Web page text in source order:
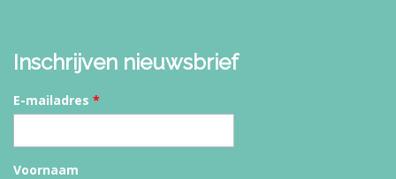
Inschrijven nieuwsbrief
E-mailadres *
Voornaam